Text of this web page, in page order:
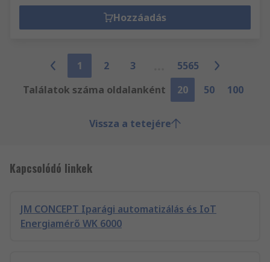
Hozzáadás
1 2 3
5565
Találatok száma oldalanként
20 50 100
Vissza a tetejére
Kapcsolódó linkek
JM CONCEPT Iparági automatizálás és IoT
Energiamérő WK 6000